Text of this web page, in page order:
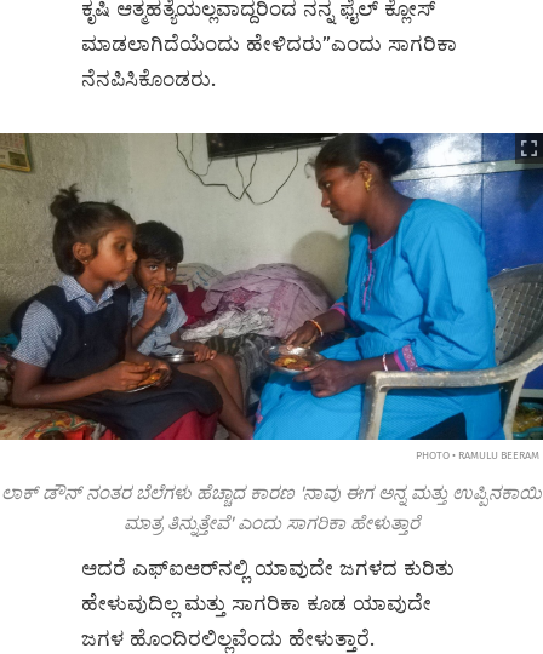
ಕೃಷಿ ಆತ್ಮಹತ್ಯೆಯಲ್ಲವಾದ್ದರಿಂದ ನನ್ನ ಫೈಲ್ ಕ್ಲೋಸ್‌
ಮಾಡಲಾಗಿದೆಯೆಂದು ಹೇಳಿದರು”ಎಂದು ಸಾಗರಿಕಾ
ನೆನಪಿಸಿಕೊಂಡರು.
PHOTO • RAMULU BEERAM
ಲಾಕ್ ಡೌನ್ ನಂತರ ಬೆಲೆಗಳು ಹೆಚ್ಚಾದ ಕಾರಣ 'ನಾವು ಈಗ ಅನ್ನ ಮತ್ತು ಉಪ್ಪಿನಕಾಯಿ
ಮಾತ್ರ ತಿನ್ನುತ್ತೇವೆ' ಎಂದು ಸಾಗರಿಕಾ ಹೇಳುತ್ತಾರೆ
ಆದರೆ ಎಫ್‌ಐಆರ್‌ನಲ್ಲಿ ಯಾವುದೇ ಜಗಳದ ಕುರಿತು
ಹೇಳುವುದಿಲ್ಲ ಮತ್ತು ಸಾಗರಿಕಾ ಕೂಡ ಯಾವುದೇ
ಜಗಳ ಹೊಂದಿರಲಿಲ್ಲವೆಂದು ಹೇಳುತ್ತಾರೆ.